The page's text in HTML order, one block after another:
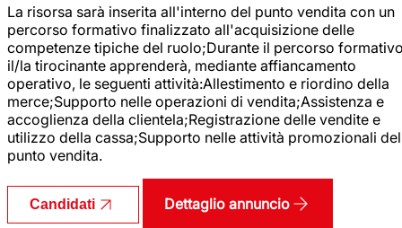
La risorsa sarà inserita all'interno del punto vendita con un
percorso formativo finalizzato all'acquisizione delle
competenze tipiche del ruolo;Durante il percorso
il/la tirocinante apprenderà, mediante affiancamento
operativo, le seguenti attività:Allestimento e riordino della
merce;Supporto nelle operazioni di vendita;Assistenza e
accoglienza della clientela;Registrazione delle vendite e
utilizzo della cassa;Supporto nelle attività promozionali del
punto vendita.
Candidati Dettaglio annuncio